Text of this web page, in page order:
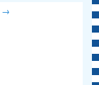
→